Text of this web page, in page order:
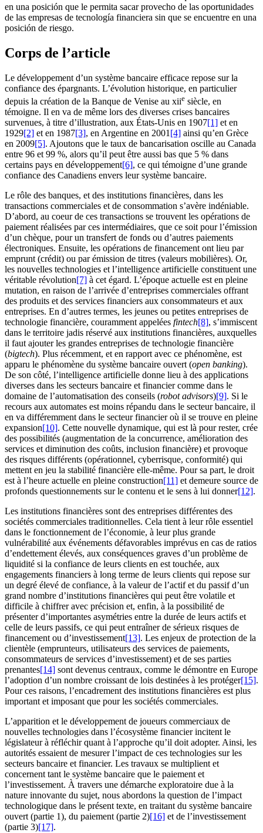
en una posición que le permita sacar provecho de las oportunidades
de las empresas de tecnología financiera sin que se encuentre en una
posición de riesgo.
Corps de l’article
Le développement d’un système bancaire efficace repose sur la
confiance des épargnants. L’évolution historique, en particulier
depuis la création de la Banque de Venise au xiie siècle, en
témoigne. Il en va de même lors des diverses crises bancaires
survenues, à titre d’illustration, aux États-Unis en 1907[1] et en
1929[2] et en 1987[3], en Argentine en 2001 [4] ainsi qu’en Grèce
en 2009[5]. Ajoutons que le taux de bancarisation oscille au Canada
entre 96 et 99 %, alors qu’il peut être aussi bas que 5 % dans
certains pays en développement[6], ce qui témoigne d’une grande
confiance des Canadiens envers leur système bancaire.
Le rôle des banques, et des institutions financières, dans les
transactions commerciales et de consommation s’avère indéniable.
D’abord, au coeur de ces transactions se trouvent les opérations de
paiement réalisées par ces intermédiaires, que ce soit pour l’émission
d’un chèque, pour un transfert de fonds ou d’autres paiements
électroniques. Ensuite, les opérations de financement ont lieu par
emprunt (crédit) ou par émission de titres (valeurs mobilières). Or,
les nouvelles technologies et l’intelligence artificielle constituent une
véritable révolution[7] à cet égard. L’époque actuelle est en pleine
mutation, en raison de l’arrivée d’entreprises commerciales offrant
des produits et des services financiers aux consommateurs et aux
entreprises. En d’autres termes, les jeunes ou petites entreprises de
technologie financière, couramment appelées fintech[8], s’immiscent
dans le territoire jadis réservé aux institutions financières, auxquelles
il faut ajouter les grandes entreprises de technologie financière
(bigtech). Plus récemment, et en rapport avec ce phénomène, est
apparu le phénomène du système bancaire ouvert (open banking).
De son côté, l’intelligence artificielle donne lieu à des applications
diverses dans les secteurs bancaire et financier comme dans le
domaine de l’automatisation des conseils (robot advisors)[9]. Si le
recours aux automates est moins répandu dans le secteur bancaire, il
en va différemment dans le secteur financier où il se trouve en pleine
expansion[10]. Cette nouvelle dynamique, qui est là pour rester, crée
des possibilités (augmentation de la concurrence, amélioration des
services et diminution des coûts, inclusion financière) et provoque
des risques différents (opérationnel, cyberrisque, conformité) qui
mettent en jeu la stabilité financière elle-même. Pour sa part, le droit
est à l’heure actuelle en pleine construction[11] et demeure source de
profonds questionnements sur le contenu et le sens à lui donner[12].
Les institutions financières sont des entreprises différentes des
sociétés commerciales traditionnelles. Cela tient à leur rôle essentiel
dans le fonctionnement de l’économie, à leur plus grande
vulnérabilité aux événements défavorables imprévus en cas de ratios
d’endettement élevés, aux conséquences graves d’un problème de
liquidité si la confiance de leurs clients en est touchée, aux
engagements financiers à long terme de leurs clients qui repose sur
un degré élevé de confiance, à la valeur de l’actif et du passif d’un
grand nombre d’institutions financières qui peut être volatile et
difficile à chiffrer avec précision et, enfin, à la possibilité de
présenter d’importantes asymétries entre la durée de leurs actifs et
celle de leurs passifs, ce qui peut entraîner de sérieux risques de
financement ou d’investissement[13]. Les enjeux de protection de la
clientèle (emprunteurs, utilisateurs des services de paiements,
consommateurs de services d’investissement) et de ses parties
prenantes[14] sont devenus centraux, comme le démontre en Europe
l’adoption d’un nombre croissant de lois destinées à les protéger[15].
Pour ces raisons, l’encadrement des institutions financières est plus
important et imposant que pour les sociétés commerciales.
L’apparition et le développement de joueurs commerciaux de
nouvelles technologies dans l’écosystème financier incitent le
législateur à réfléchir quant à l’approche qu’il doit adopter. Ainsi, les
autorités essaient de mesurer l’impact de ces technologies sur les
secteurs bancaire et financier. Les travaux se multiplient et
concernent tant le système bancaire que le paiement et
l’investissement. À travers une démarche exploratoire due à la
nature innovante du sujet, nous abordons la question de l’impact
technologique dans le présent texte, en traitant du système bancaire
ouvert (partie 1), du paiement (partie 2)[16] et de l’investissement
(partie 3)[17].